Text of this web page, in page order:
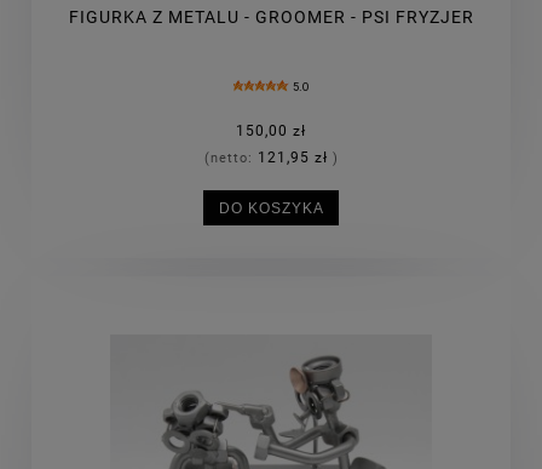
FIGURKA Z METALU - GROOMER - PSI FRYZJER
5.0
150,00 zł
(netto: 121,95 zł )
DO KOSZYKA